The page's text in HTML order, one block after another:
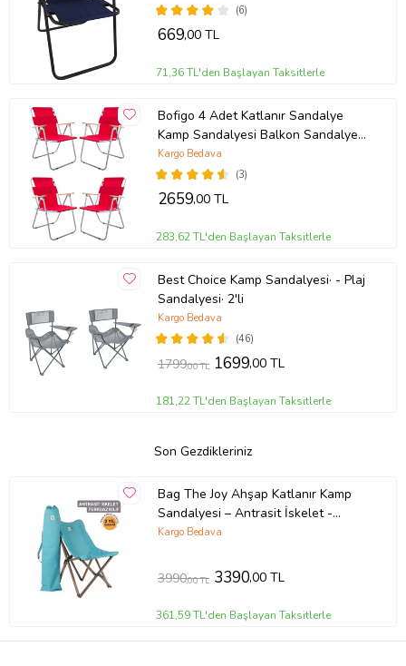
(6)
669,00 TL
71,36 TL'den Başlayan Taksitlerle
Bofigo 4 Adet Katlanır Sandalye
Kamp Sandalyesi Balkon Sandalyesi
Katlanabilir Piknik ve Bahçe
Sandalyesi Kırmızı
(3)
Kargo Bedava
2659,00 TL
283,62 TL'den Başlayan Taksitlerle
Best Choice Kamp Sandalyesi· - Plaj
Sandalyesi· 2'li
(46)
Kargo Bedava
1799,00 TL 1699,00 TL
181,22 TL'den Başlayan Taksitlerle
Son Gezdikleriniz
Bag The Joy Ahşap Katlanır Kamp
Sandalyesi – Antrasit İskelet -
Turkuaz Kılıf
Kargo Bedava
3990,00 TL 3390,00 TL
361,59 TL'den Başlayan Taksitlerle